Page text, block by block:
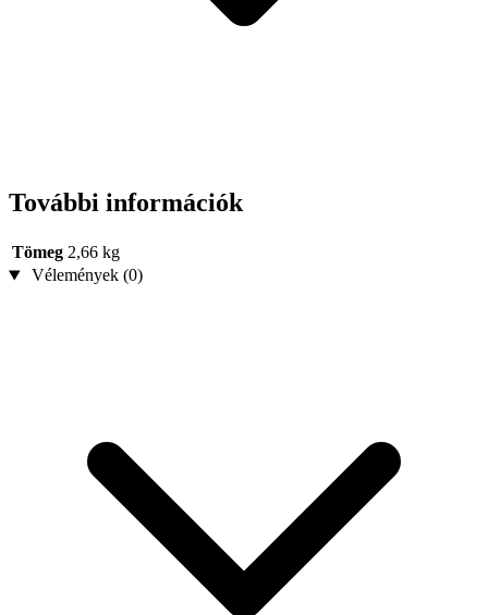
További információk
Tömeg 2,66 kg
Vélemények (0)